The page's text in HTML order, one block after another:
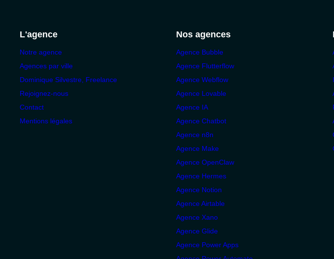
L'agence
Notre agence
Agences par ville
Dominique Silvestre, Freelance
Rejoignez-nous
Contact
Mentions légales
Nos agences
Agence Bubble
Agence Flutterflow
Agence Webflow
Agence Lovable
Agence IA
Agence Chatbot
Agence n8n
Agence Make
Agence OpenClaw
Agence Hermes
Agence Notion
Agence Airtable
Agence Xano
Agence Glide
Agence Power Apps